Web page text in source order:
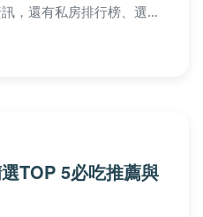
，還有私房排行榜、選購
TOP 5必吃推薦與